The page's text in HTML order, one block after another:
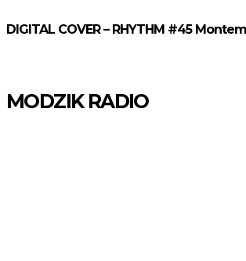
DIGITAL COVER – RHYTHM #45
MODZIK RADIO